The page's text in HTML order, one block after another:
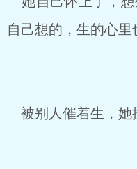
自己想的，生的心里
被别人催着生，她